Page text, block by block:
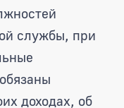
службы, при
доходах, об